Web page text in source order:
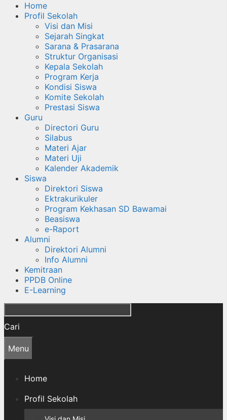
Home
Profil Sekolah
Visi dan Misi
Sejarah Singkat
Sarana & Prasarana
Struktur Organisasi
Kepala Sekolah
Program Kerja
Kondisi Siswa
Komite Sekolah
Prestasi Siswa
Guru
Directori Guru
Silabus
Materi Ajar
Materi Uji
Kalender Akademik
Siswa
Direktori Siswa
Ektrakurikuler
Program Kekhasan SD Bawamai
Beasiswa
e-Raport
Alumni
Direktori Alumni
Info Alumni
Kemitraan
PPDB Online
E-Learning
Cari
Menu
Home
Profil Sekolah